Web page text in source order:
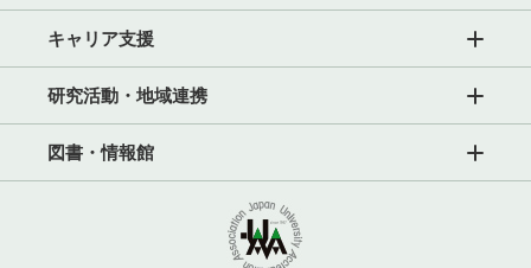
キャリア支援
研究活動・地域連携
図書・情報館